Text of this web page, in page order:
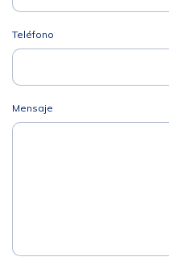
Teléfono
Mensaje